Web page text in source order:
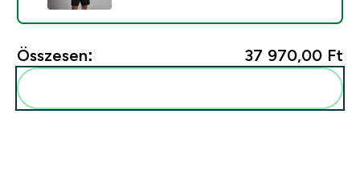
Összesen: 37 970,00 Ft‎